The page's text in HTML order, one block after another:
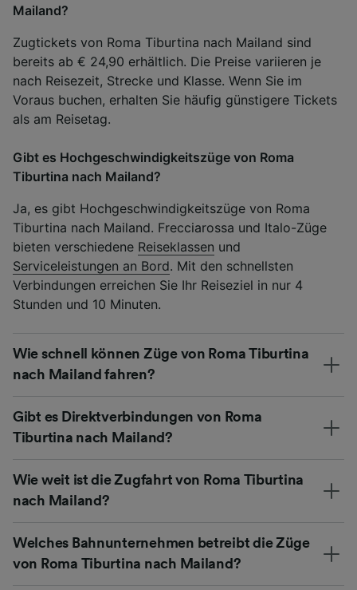
Mailand?
Zugtickets von Roma Tiburtina nach Mailand sind
bereits ab € 24,90 erhältlich. Die Preise variieren je
nach Reisezeit, Strecke und Klasse. Wenn Sie im
Voraus buchen, erhalten Sie häufig günstigere Tickets
als am Reisetag.
Gibt es Hochgeschwindigkeitszüge von Roma
Tiburtina nach Mailand?
Ja, es gibt Hochgeschwindigkeitszüge von Roma
Tiburtina nach Mailand. Frecciarossa und Italo-Züge
bieten verschiedene Reiseklassen und
Serviceleistungen an Bord. Mit den schnellsten
Verbindungen erreichen Sie Ihr Reiseziel in nur 4
Stunden und 10 Minuten.
Wie schnell können Züge von Roma Tiburtina
nach Mailand fahren?
Gibt es Direktverbindungen von Roma
Tiburtina nach Mailand?
Wie weit ist die Zugfahrt von Roma Tiburtina
nach Mailand?
Welches Bahnunternehmen betreibt die Züge
von Roma Tiburtina nach Mailand?